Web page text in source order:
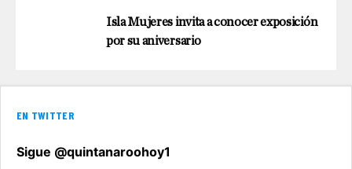
Isla Mujeres invita a conocer exposición
por su aniversario
EN TWITTER
Sigue @quintanaroohoy1